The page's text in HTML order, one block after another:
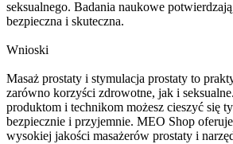
seksualnego. Badania naukowe
bezpieczna i skuteczna.
Wnioski
Masaż prostaty i stymulacja prostaty to
zarówno korzyści zdrowotne, jak i
produktom i technikom możesz cieszyć się
bezpiecznie i przyjemnie. MEO Shop
wysokiej jakości masażerów prostaty i